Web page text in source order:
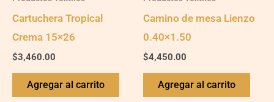
Cartuchera Tropical
Crema 15×26
$3,460.00
Agregar al carrito
Camino de mesa Lienzo
0.40×1.50
$4,450.00
Agregar al carrito